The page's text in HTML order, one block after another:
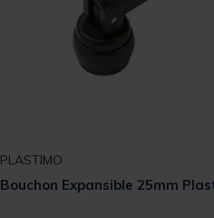
PLASTIMO
Bouchon Expansible 25mm